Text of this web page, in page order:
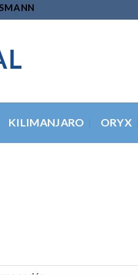
KILIMANJARO ORYX